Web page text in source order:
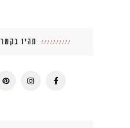
תהיו בקשר